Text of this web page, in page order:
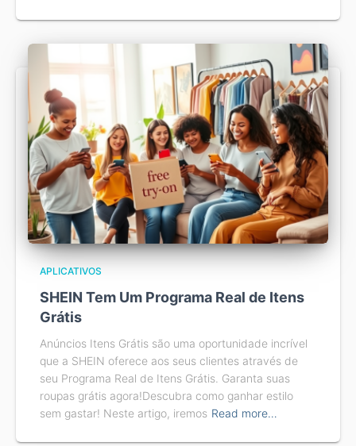
APLICATIVOS
SHEIN Tem Um Programa Real de Itens
Grátis
Anúncios Itens Grátis são uma oportunidade incrível
que a SHEIN oferece aos seus clientes através de
seu Programa Real de Itens Grátis. Garanta suas
roupas grátis agora!Descubra como ganhar estilo
sem gastar! Neste artigo, iremos Read more…